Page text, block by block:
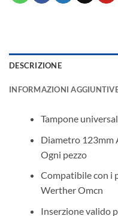
DESCRIZIONE
INFORMAZIONI
Tampone
Diametro 123mm
Ogni pezzo
Compatibile con i
Werther Omcn
Inserzione valido